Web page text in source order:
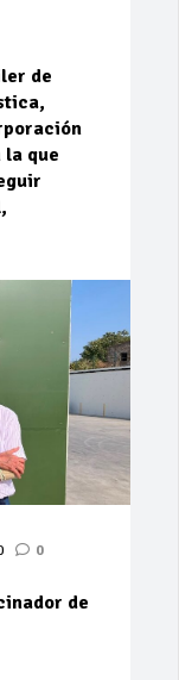
de
la que
0
de